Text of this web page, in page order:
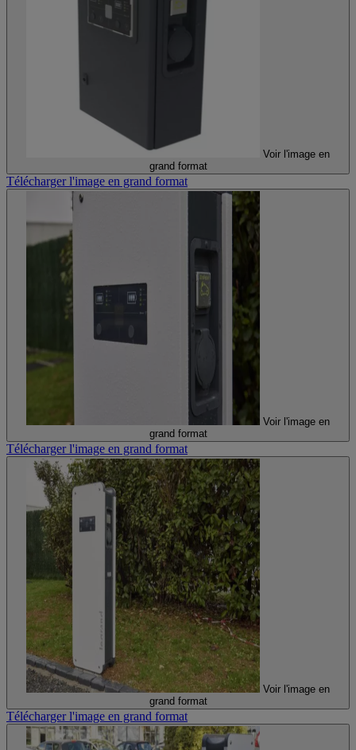
Voir l'image en
grand format
Télécharger l'image en grand format
Voir l'image en
grand format
Télécharger l'image en grand format
Voir l'image en
grand format
Télécharger l'image en grand format